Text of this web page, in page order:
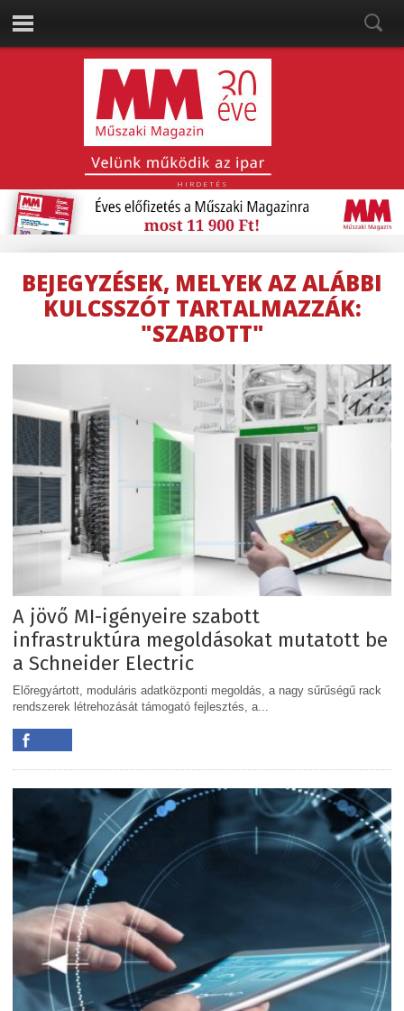
HIRDETÉS
BEJEGYZÉSEK, MELYEK AZ ALÁBBI
KULCSSZÓT TARTALMAZZÁK:
"SZABOTT"
A jövő MI-igényeire szabott
infrastruktúra megoldásokat mutatott be
a Schneider Electric
Előregyártott, moduláris adatközponti megoldás, a nagy sűrűségű rack
rendszerek létrehozását támogató fejlesztés, a...